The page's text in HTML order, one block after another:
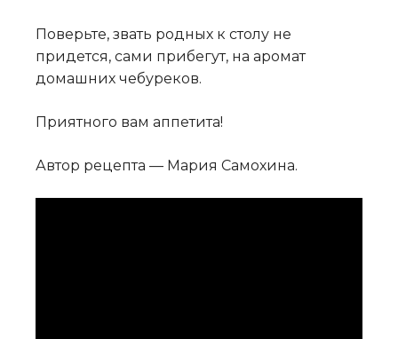
Поверьте, звать родных к столу не
придется, сами прибегут, на аромат
домашних чебуреков.
Приятного вам аппетита!
Автор рецепта — Мария Самохина.